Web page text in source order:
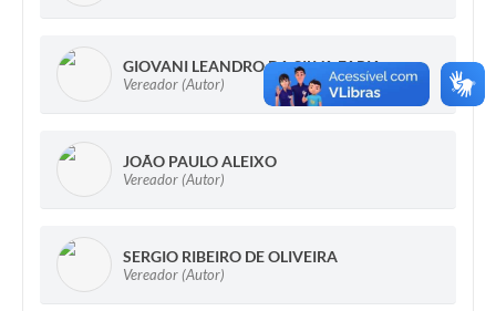
GIOVANI LEANDRO DA SILVA FARIA
Vereador (Autor)
JOÃO PAULO ALEIXO
Vereador (Autor)
SERGIO RIBEIRO DE OLIVEIRA
Vereador (Autor)